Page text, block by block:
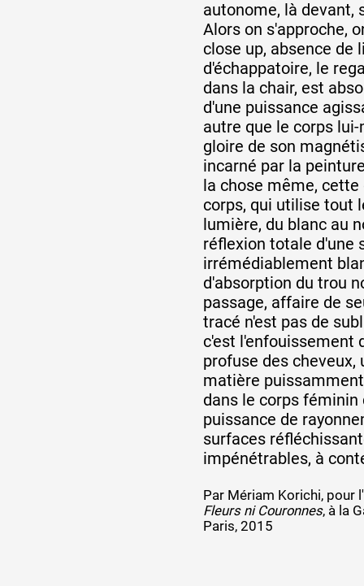
autonome, là devant,
Alors on s'approche,
close up, absence de
d'échappatoire, le
dans la chair, est
d'une puissance
autre que le corps
gloire de son
incarné par la
la chose même,
corps, qui utilise tout
lumière, du blanc au
réflexion totale d'une
irrémédiablement
d'absorption du trou
passage, affaire de
tracé n'est pas de
c'est l'enfouissement
profuse des cheveux,
matière
dans le corps féminin
puissance de
surfaces
impénétrables, à
Par Mériam Korichi, pour
Fleurs ni Couronnes, à la
Paris, 2015